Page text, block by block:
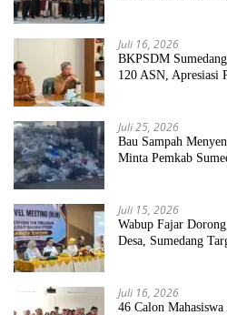
Juli 16, 2026
BKPSDM
120 ASN, Apresiasi
Juli 25, 2026
Bau Sampah
Minta Pemkab
Juli 15, 2026
Wabup Fajar
Desa, Sumedang
Juli 16, 2026
46 Calon